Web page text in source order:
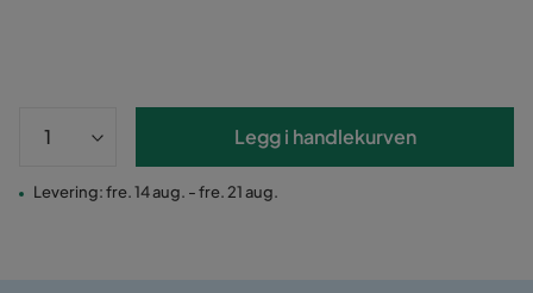
Legg i handlekurven
Levering: fre. 14 aug. - fre. 21 aug.